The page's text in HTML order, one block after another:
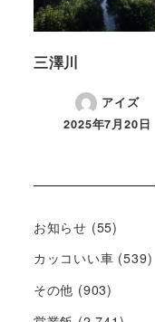
三澤川
アイズ
2025年7月20日
お知らせ (55)
カッコいい車 (539)
その他 (903)